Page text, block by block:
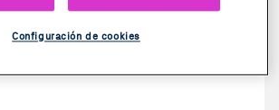
Configuración de cookies